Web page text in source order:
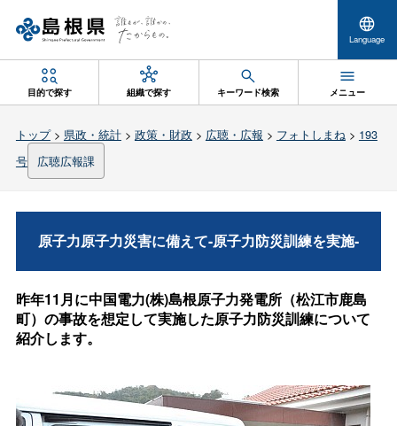
Language
目的で探す 組織で探す キーワード検索 メニュー
トップ> 県政・統計> 政策・財政 > 広聴・広報 > フォトしまね> 193
号
広聴広報課
原子力原子力災害に備えて-原子力防災訓練を実施-
昨年11月に中国電力(株)島根原子力発電所（松江市鹿島
町）の事故を想定して実施した原子力防災訓練について
紹介します。